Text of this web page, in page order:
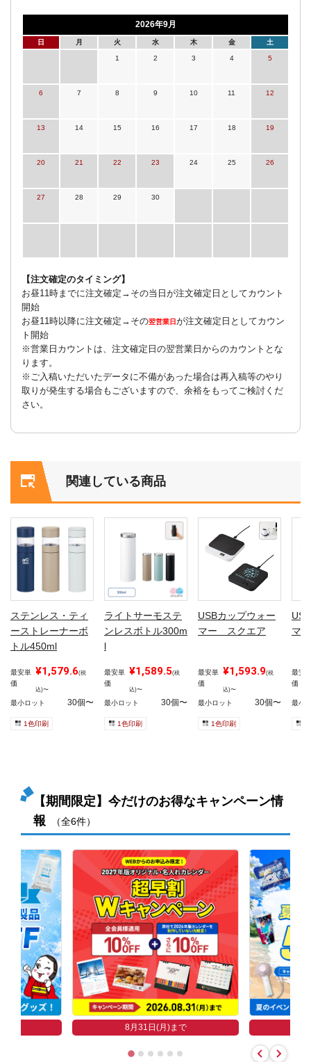
2026年9月
日 月 火 水 木 金 土
1 2 3 4 5
6 7 8 9 10 11 12
13 14 15 16 17 18 19
20 21 22 23 24 25 26
27 28 29 30
【注文確定のタイミング】
お昼11時までに注文確定→その当日が注文確定日としてカウント
開始
お昼11時以降に注文確定→その翌営業日が注文確定日としてカウン
ト開始
※営業日カウントは、注文確定日の翌営業日からのカウントとな
ります。
※ご入稿いただいたデータに不備があった場合は再入稿等のやり
取りが発生する場合もございますので、余裕をもってご検討くだ
さい。
関連している商品
ステンレス・ティ
ーストレーナーボ
トル450ml
最安単
価
¥1,579.6(税
込)〜
最小ロット 30個〜
1色印刷
ライトサーモステ
ンレスボトル300m
l
最安単
価
¥1,589.5(税
込)〜
最小ロット 30個〜
1色印刷
USBカップウォー
マー スクエア
最安単
価
¥1,593.9(税
込)〜
最小ロット 30個〜
1色印刷
マ
最安
価
最小
【期間限定】今だけのお得なキャンペーン情
報
（全6件）
8月31日(月)まで